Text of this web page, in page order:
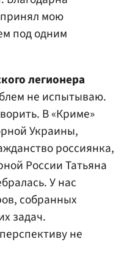
мою
под одним
легионера
не испытываю.
В «Криме»
Украины,
россиянка,
России Татьяна
У нас
собранных
задач.
не